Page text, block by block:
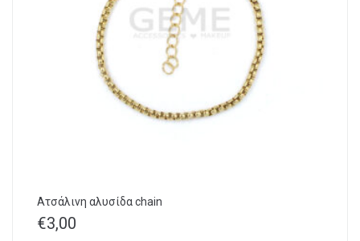
Ατσάλινη αλυσίδα chain
€3,00